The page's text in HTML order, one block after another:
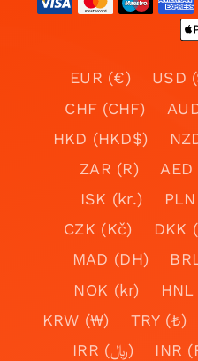
EUR (€) USD
CHF (CHF)
HKD (HKD$)
ZAR (R)
AED
ISK (kr.)
CZK (Kč)
DKK
MAD (DH)
NOK (kr)
KRW (₩)
TRY (₺)
IRR (﷼)
INR